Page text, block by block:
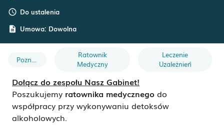
schedule Do ustalenia
description Umowa: Dowolna
Ratownik
Medyczny
Leczenie
Uzależnień
Dołącz do zespołu Nasz Gabinet!
Poszukujemy ratownika medycznego do
współpracy przy wykonywaniu detoksów
alkoholowych.